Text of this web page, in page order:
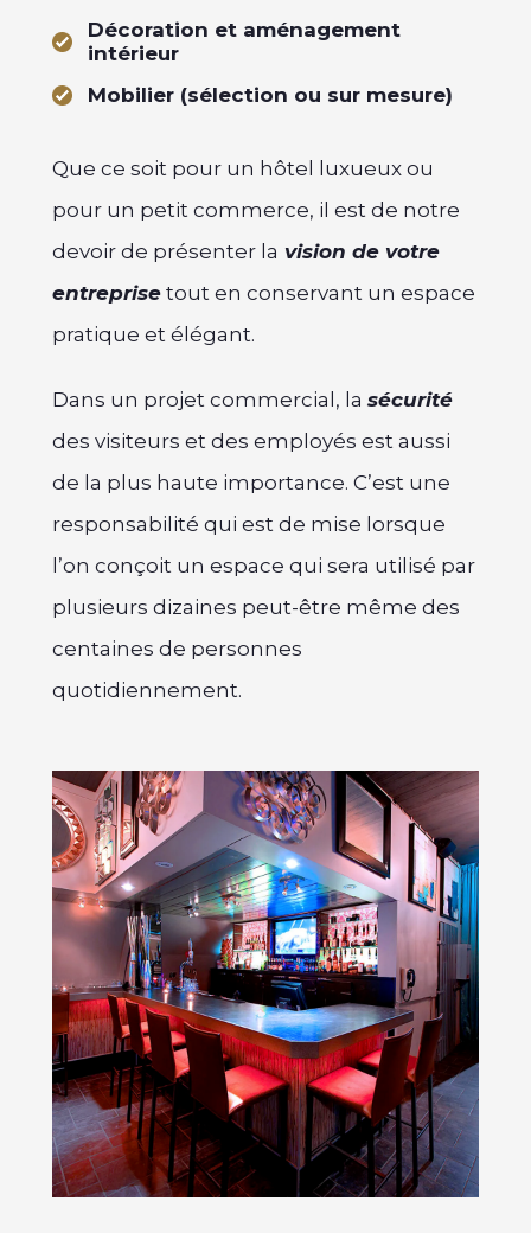
Décoration et aménagement
intérieur
Mobilier (sélection ou sur mesure)
Que ce soit pour un hôtel luxueux ou
pour un petit commerce, il est de notre
devoir de présenter la vision de votre
entreprise tout en conservant un espace
pratique et élégant.
Dans un projet commercial, la sécurité
des visiteurs et des employés est aussi
de la plus haute importance. C’est une
responsabilité qui est de mise lorsque
l’on conçoit un espace qui sera utilisé par
plusieurs dizaines peut-être même des
centaines de personnes
quotidiennement.